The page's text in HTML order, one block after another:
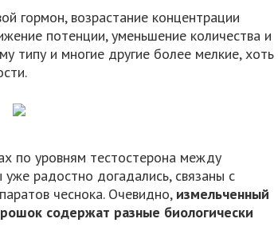
гормон, возрастание концентрации
потенции, уменьшение количества и
типу и многие другие более мелкие, хоть
по уровням тестостерона между
радостно догадались, связаны с
чеснока. Очевидно, измельченный
содержат разные биологически